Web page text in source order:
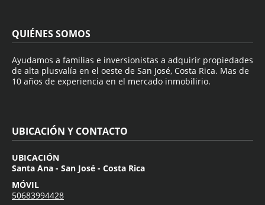
QUIÉNES SOMOS
Ayudamos a familias e inversionistas a adquirir propiedades
de alta plusvalía en el oeste de San José, Costa Rica. Mas de
10 años de experiencia en el mercado inmobilirio.
UBICACIÓN Y CONTACTO
UBICACIÓN
Santa Ana - San José - Costa Rica
MÓVIL
50683994428